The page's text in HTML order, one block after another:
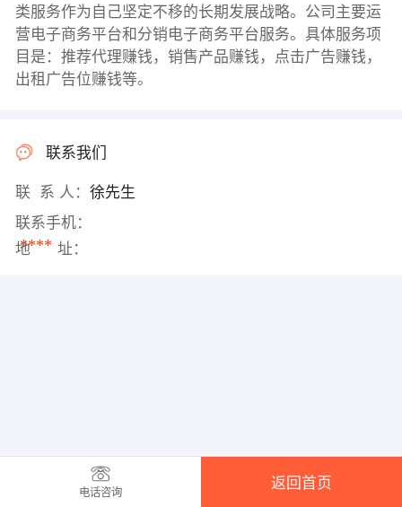
类服务作为自己坚定不移的长期发展战略。公司主要运
营电子商务平台和分销电子商务平台服务。具体服务项
目是：推荐代理赚钱，销售产品赚钱，点击广告赚钱，
出租广告位赚钱等。
联系我们
联 系 人： 徐先生
联系手机：
****
地 址：
电话咨询
返回首页